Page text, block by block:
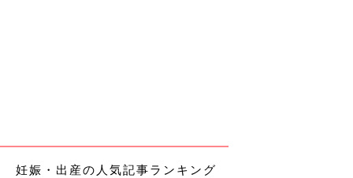
息子たちは予測できない行動を起こすので、常に危険やケガと隣
妊娠・出産の人気記事ランキング